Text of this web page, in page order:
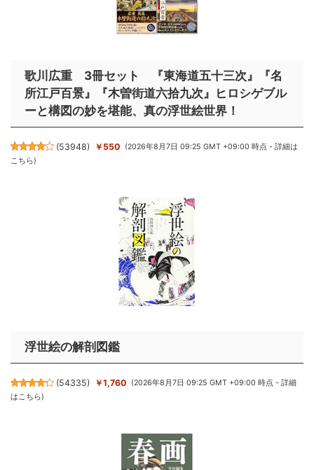
歌川広重 3冊セット 『東海道五十三次』『名
所江戸百景』『木曽街道六拾九次』ヒロシゲブル
ーと構図の妙を堪能、真の浮世絵世界！
(53948) ￥550 (2026年8月7日 09:25 GMT +09:00 時点 -詳細は
こちら)
浮世絵の解剖図鑑
(54335) ￥1,760 (2026年8月7日 09:25 GMT +09:00 時点 -詳細
はこちら)